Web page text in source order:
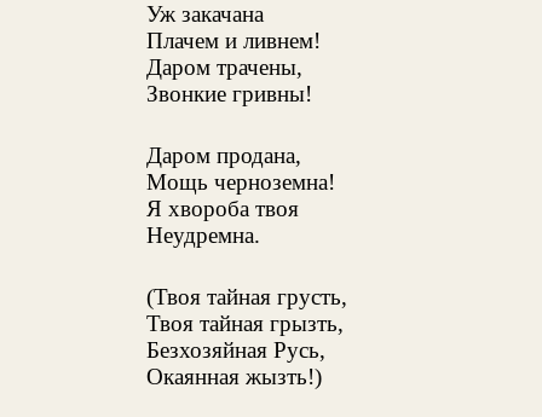
Уж закачана
Плачем и ливнем!
Даром трачены,
Звонкие гривны!
Даром продана,
Мощь черноземна!
Я хвороба твоя
Неудремна.
(Твоя тайная грусть,
Твоя тайная грызть,
Безхозяйная Русь,
Окаянная жызть!)